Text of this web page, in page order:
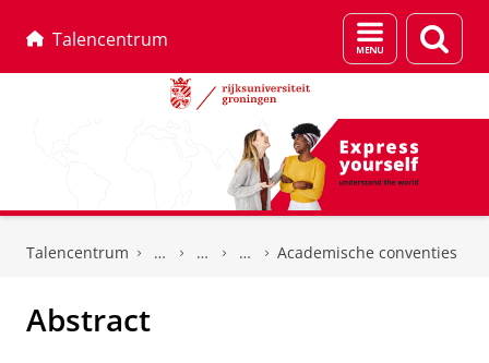
Talencentrum
Menu
en
Talencentrum Academische conventies
Abstract